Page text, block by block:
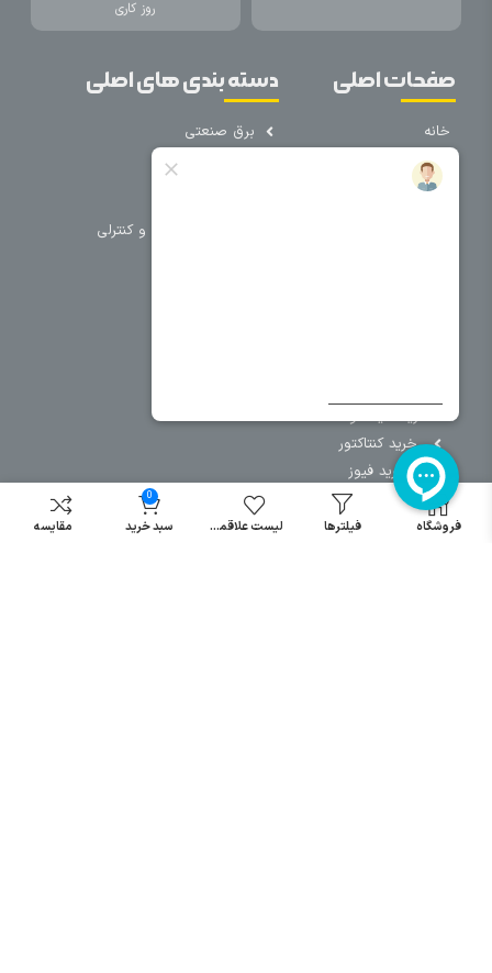
روز کاری
صفحات اصلی
خانه
درباره ما
دسته بندی های اصلی
برق صنعتی
تجهیزات حفاظتی و کنترلی
خرید کلید اتومات
خرید کنتاکتور
خرید فیوز
مینیاتوری
خرید میکرو
فروشگاه فیلترها لیست علاقمندی
0
سبد خرید مقایسه